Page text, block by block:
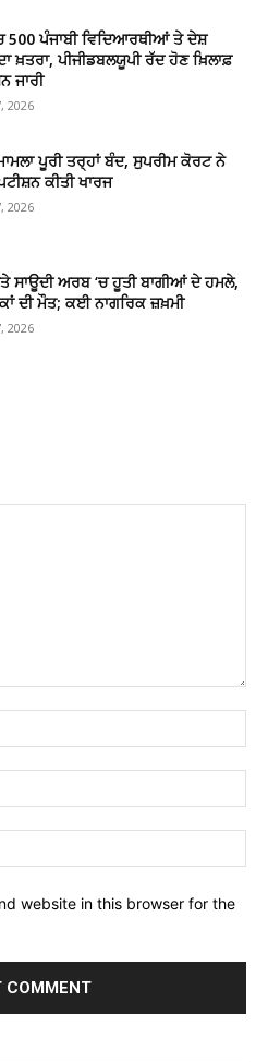
500 ਪੰਜਾਬੀ ਵਿਦਿਆਰਥੀਆਂ ਤੇ ਦੇਸ਼
ਖ਼ਤਰਾ, ਪੀਜੀਡਬਲਯੂਪੀ ਰੱਦ ਹੋਣ ਖ਼ਿਲਾਫ਼
ਜਾਰੀ
2026
ਪੂਰੀ ਤਰ੍ਹਾਂ ਬੰਦ, ਸੁਪਰੀਮ ਕੋਰਟ ਨੇ
ਕੀਤੀ ਖਾਰਜ
2026
ਸਾਊਦੀ ਅਰਬ ‘ਚ ਹੂਤੀ ਬਾਗੀਆਂ ਦੇ ਹਮਲੇ,
ਦੀ ਮੌਤ; ਕਈ ਨਾਗਰਿਕ ਜ਼ਖ਼ਮੀ
2026
website in this browser for the